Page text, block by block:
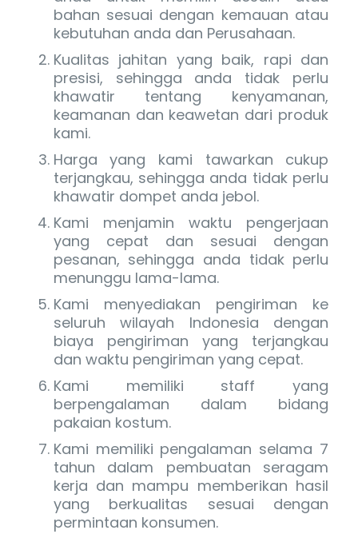
bahan sesuai dengan kemauan atau
kebutuhan anda dan Perusahaan.
Kualitas jahitan yang baik, rapi dan
presisi, sehingga anda tidak perlu
khawatir tentang kenyamanan,
keamanan dan keawetan dari produk
kami.
Harga yang kami tawarkan cukup
terjangkau, sehingga anda tidak perlu
khawatir dompet anda jebol.
Kami menjamin waktu pengerjaan
yang cepat dan sesuai dengan
pesanan, sehingga anda tidak perlu
menunggu lama-lama.
Kami menyediakan pengiriman ke
seluruh wilayah Indonesia dengan
biaya pengiriman yang terjangkau
dan waktu pengiriman yang cepat.
Kami memiliki staff yang
berpengalaman dalam bidang
pakaian kostum.
Kami memiliki pengalaman selama 7
tahun dalam pembuatan seragam
kerja dan mampu memberikan hasil
yang berkualitas sesuai dengan
permintaan konsumen.